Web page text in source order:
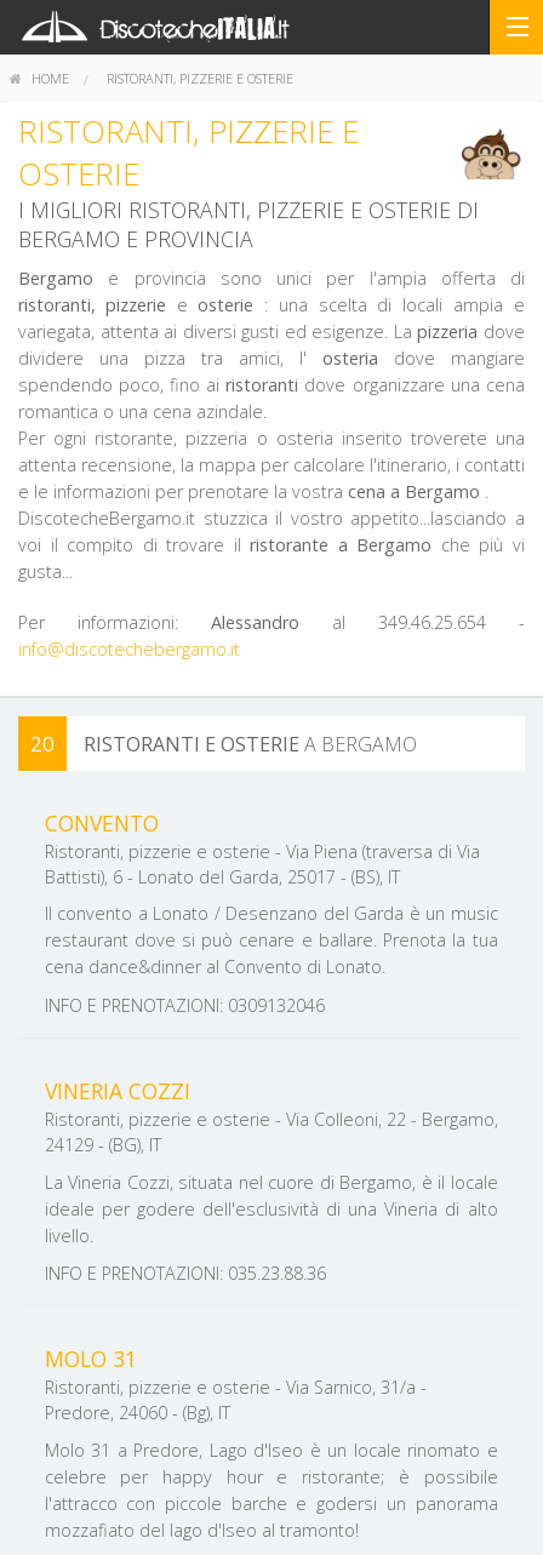
HOME RISTORANTI, PIZZERIE E OSTERIE
RISTORANTI, PIZZERIE E
OSTERIE
I MIGLIORI RISTORANTI, PIZZERIE E OSTERIE DI
BERGAMO E PROVINCIA
Bergamo e provincia sono unici per l'ampia offerta di
ristoranti, pizzerie e osterie : una scelta di locali ampia e
variegata, attenta ai diversi gusti ed esigenze. La pizzeria dove
dividere una pizza tra amici, l' osteria dove mangiare
spendendo poco, fino ai ristoranti dove organizzare una cena
romantica o una cena azindale.
Per ogni ristorante, pizzeria o osteria inserito troverete una
attenta recensione, la mappa per calcolare l'itinerario, i contatti
e le informazioni per prenotare la vostra cena a Bergamo .
DiscotecheBergamo.it stuzzica il vostro appetito...lasciando a
voi il compito di trovare il ristorante a Bergamo che più vi
gusta...
Per informazioni: Alessandro al 349.46.25.654 -
info@discotechebergamo.it
20 RISTORANTI E OSTERIE A BERGAMO
CONVENTO
Ristoranti, pizzerie e osterie - Via Piena (traversa di Via
Battisti), 6 - Lonato del Garda, 25017 - (BS), IT
Il convento a Lonato / Desenzano del Garda è un music
restaurant dove si può cenare e ballare. Prenota la tua
cena dance&dinner al Convento di Lonato.
INFO E PRENOTAZIONI: 0309132046
VINERIA COZZI
Ristoranti, pizzerie e osterie - Via Colleoni, 22 - Bergamo,
24129 - (BG), IT
La Vineria Cozzi, situata nel cuore di Bergamo, è il locale
ideale per godere dell'esclusività di una Vineria di alto
livello.
INFO E PRENOTAZIONI: 035.23.88.36
MOLO 31
Ristoranti, pizzerie e osterie - Via Sarnico, 31/a -
Predore, 24060 - (Bg), IT
Molo 31 a Predore, Lago d'Iseo è un locale rinomato e
celebre per happy hour e ristorante; è possibile
l'attracco con piccole barche e godersi un panorama
mozzafiato del lago d'Iseo al tramonto!